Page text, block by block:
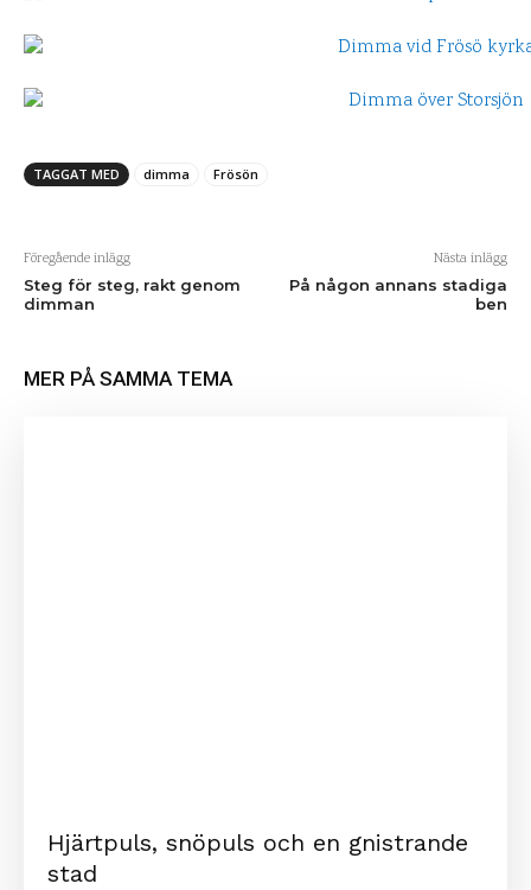
TAGGAT MED dimma Frösön
Föregående inlägg
Steg för steg, rakt genom
dimman
Nästa inlägg
På någon annans stadiga
ben
MER PÅ SAMMA TEMA
Hjärtpuls, snöpuls och en gnistrande
stad